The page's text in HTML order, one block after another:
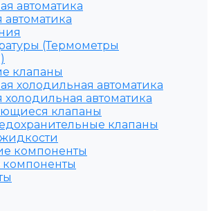
(Термометры
клапаны
автоматика
клапаны
клапаны
компоненты